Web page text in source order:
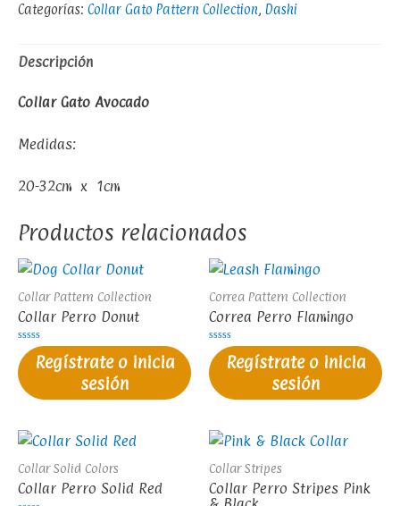
Categorías: Collar Gato Pattern Collection, Dashi
Descripción
Collar Gato Avocado
Medidas:
20-32cm x 1cm
Productos relacionados
Collar Pattern Collection
Collar Perro Donut
Valorado
en
0
de
5
Regístrate o inicia
sesión
Correa Pattern Collection
Correa Perro Flamingo
Valorado
en
0
de
5
Regístrate o inicia
sesión
Collar Solid Colors
Collar Perro Solid Red
Collar Stripes
Collar Perro Stripes Pink